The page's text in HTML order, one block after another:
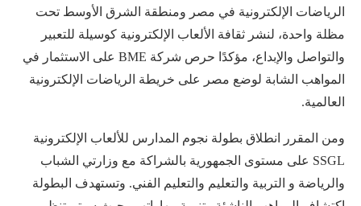
الرياضات الإلكترونية في مصر ومنطقة الشرق الأوسط تحت
مظلة واحدة، لنشر ثقافة الألعاب الإلكترونية كوسيلة للتعبير
والتواصل والإبداع، مؤكدًا حرص شركة BME على الاستثمار في
المواهب الشابة لوضع مصر على خريطة الرياضات الإلكترونية
العالمية.
ومن المقرر انطلاق بطولة نجوم المدارس للألعاب الإلكترونية
SSGL على مستوى الجمهورية بالشراكة مع وزارتي الشباب
والرياضة و التربية والتعليم والتعليم الفني. وتستهدف البطولة